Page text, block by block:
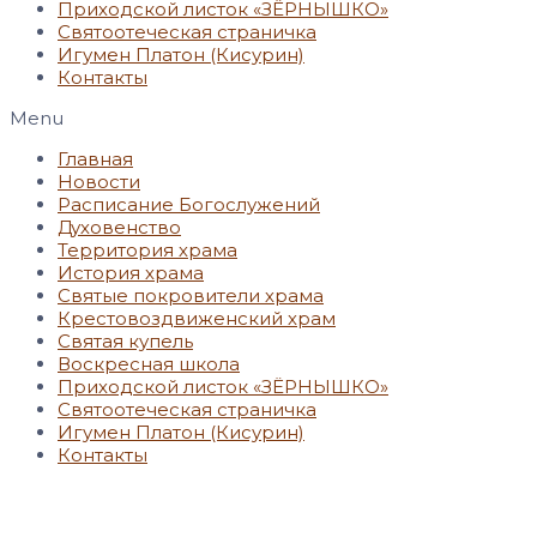
Приходской листок «ЗЁРНЫШКО»
Святоотеческая страничка
Игумен Платон (Кисурин)
Контакты
Menu
Главная
Новости
Расписание Богослужений
Духовенство
Территория храма
История храма
Святые покровители храма
Крестовоздвиженский храм
Святая купель
Воскресная школа
Приходской листок «ЗЁРНЫШКО»
Святоотеческая страничка
Игумен Платон (Кисурин)
Контакты